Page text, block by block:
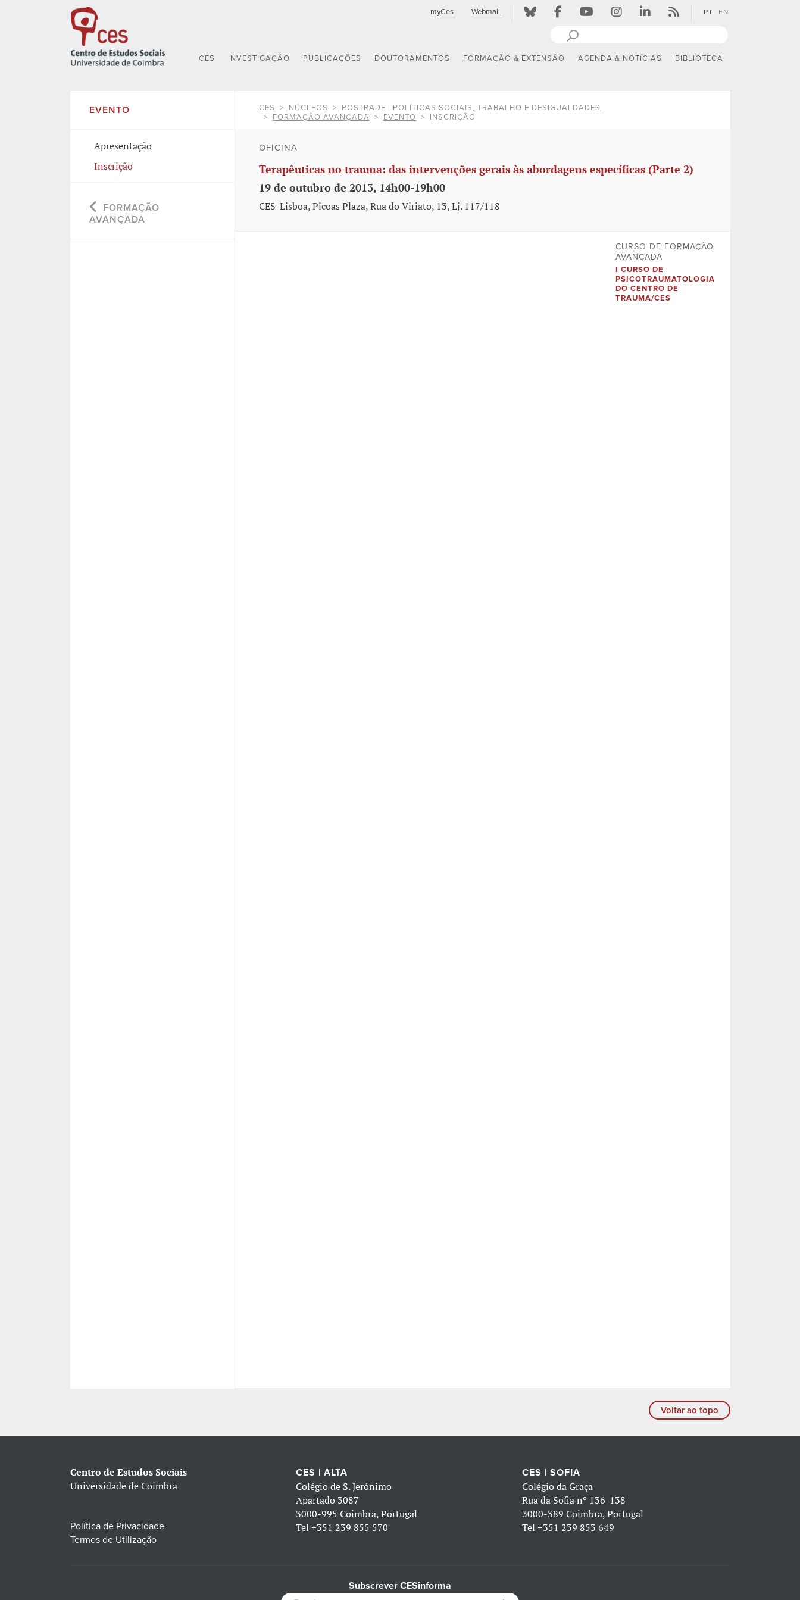
myCes Webmail PT EN
CES INVESTIGAÇÃO PUBLICAÇÕES DOUTORAMENTOS FORMAÇÃO & EXTENSÃO AGENDA & NOTÍCIAS BIBLIOTECA
EVENTO
Apresentação
Inscrição
FORMAÇÃO
AVANÇADA
CES NÚCLEOS
POSTRADE | POLÍTICAS SOCIAIS, TRABALHO E DESIGUALDADES
FORMAÇÃO AVANÇADA
EVENTO INSCRIÇÃO
OFICINA
Terapêuticas no trauma: das intervenções gerais às abordagens específicas (Parte 2)
19 de outubro de 2013, 14h00-19h00
CES-Lisboa, Picoas Plaza, Rua do Viriato, 13, Lj. 117/118
CURSO DE FORMAÇÃO
AVANÇADA
I CURSO DE
PSICOTRAUMATOLOGIA
DO CENTRO DE
TRAUMA/CES
Voltar ao topo
Centro de Estudos Sociais
Universidade de Coimbra
Política de Privacidade
Termos de Utilização
CES | ALTA
Colégio de S. Jerónimo
Apartado 3087
3000-995 Coimbra, Portugal
Tel+351 239 855 570
CES | SOFIA
Colégio da Graça
Rua da Sofia nº 136-138
3000-389 Coimbra, Portugal
Tel +351 239 853 649
Subscrever CESinforma